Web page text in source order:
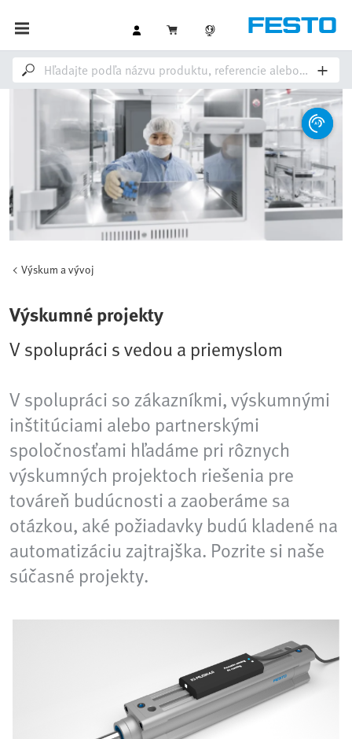
Výskum a vývoj
Výskumné projekty
V spolupráci s vedou a priemyslom
V spolupráci so zákazníkmi, výskumnými
inštitúciami alebo partnerskými
spoločnosťami hľadáme pri rôznych
výskumných projektoch riešenia pre
továreň budúcnosti a zaoberáme sa
otázkou, aké požiadavky budú kladené na
automatizáciu zajtrajška. Pozrite si naše
súčasné projekty.